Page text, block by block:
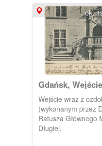
ok.
Gdańsk,
Głównego
Rathaustreppe
Wejście wraz z
(wykonanym przez
Ratusza Głównego
Długiej.